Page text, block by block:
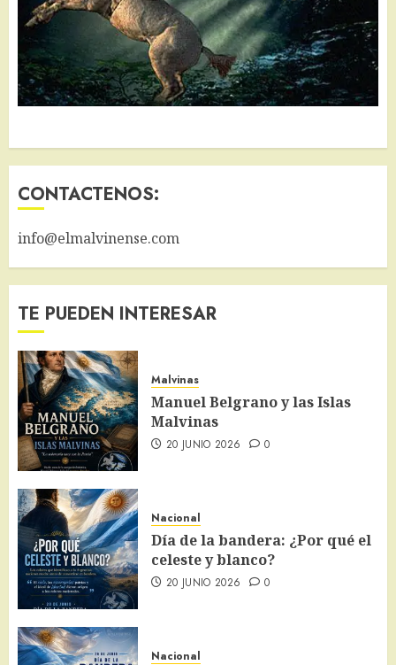
CONTACTENOS:
info@elmalvinense.com
TE PUEDEN INTERESAR
Malvinas
Manuel Belgrano y las Islas
Malvinas
20 JUNIO 2026 0
Nacional
Día de la bandera: ¿Por qué el
celeste y blanco?
20 JUNIO 2026 0
Nacional